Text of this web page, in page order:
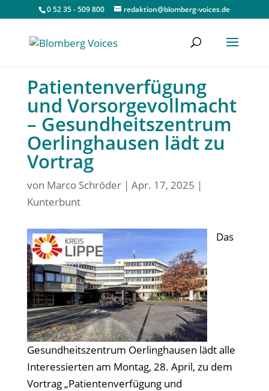
0 52 35 - 509 800 redaktion@blomberg-voices.de
Patientenverfügung
und Vorsorgevollmacht
– Gesundheitszentrum
Oerlinghausen lädt zu
Vortrag
von Marco Schröder| Apr. 17, 2025 |
Kunterbunt
Das
Gesundheitszentrum Oerlinghausen lädt alle
Interessierten am Montag, 28. April, zu dem
Vortrag „Patientenverfügung und